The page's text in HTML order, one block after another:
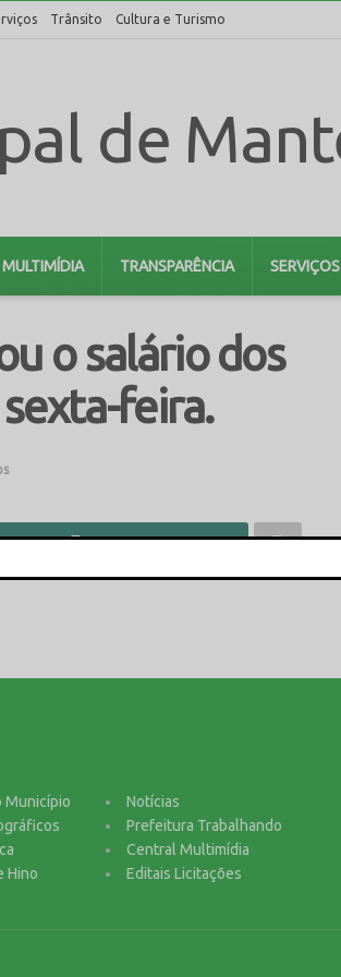
Trânsito Cultura e Turismo
TRANSPARÊNCIA SERVIÇOS
o salário dos
feira.
Compartilhar
Município
Hino
Notícias
Prefeitura Trabalhando
Central Multimídia
Editais Licitações